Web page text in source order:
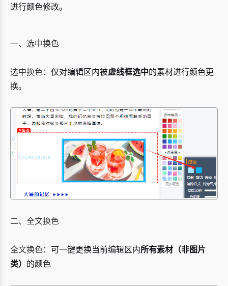
进行颜色修改。
一、选中换色
选中换色： 仅对编辑区内被虚线框选中的素材进行颜色更
换。
二、全文换色
全文换色： 可一键更换当前编辑区内所有素材（非图片
类） 的颜色